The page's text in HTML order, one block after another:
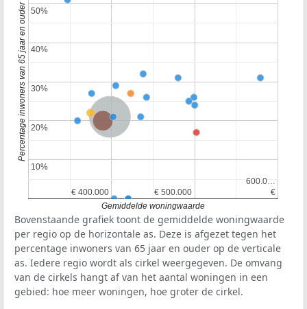
Nederland
Provincie Zuid-Holland
€ 400.000
€ 400.000 € 500.000
€ 500.000 €
€
600.0…
600.0…
10%
10%
20%
20%
30%
30%
40%
40%
50%
50%
Gemiddelde woningwaarde
Percentage inwoners van 65 jaar en ouder
Bovenstaande grafiek toont de gemiddelde woningwaarde
per regio op de horizontale as. Deze is afgezet tegen het
percentage inwoners van 65 jaar en ouder op de verticale
as. Iedere regio wordt als cirkel weergegeven. De omvang
van de cirkels hangt af van het aantal woningen in een
gebied: hoe meer woningen, hoe groter de cirkel.